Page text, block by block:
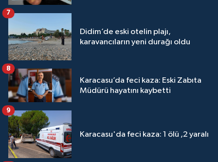
Didim’de eski otelin plajı,
karavancıların yeni durağı oldu
7
Karacasu’da feci kaza: Eski Zabıta
Müdürü hayatını kaybetti
8
Karacasu'da feci kaza: 1 ölü ,2 yaralı
9